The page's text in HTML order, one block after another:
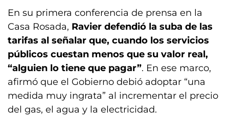
En su primera conferencia de prensa en la
Casa Rosada, Ravier defendió la suba de las
tarifas al señalar que, cuando los servicios
públicos cuestan menos que su valor real,
“alguien lo tiene que pagar”. En ese marco,
afirmó que el Gobierno debió adoptar “una
medida muy ingrata” al incrementar el precio
del gas, el agua y la electricidad.